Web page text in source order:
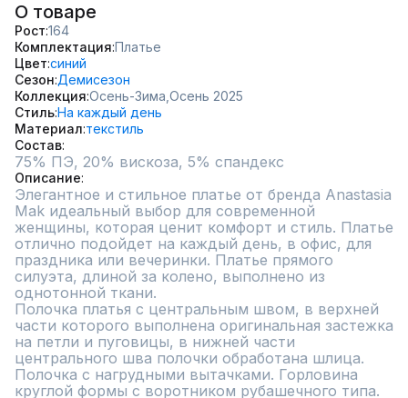
О товаре
Рост 164
Комплектация Платье
Цвет синий
Сезон Демисезон
Коллекция Осень-Зима, Осень 2025
СтильНа каждый день
Материал текстиль
Состав
75% ПЭ, 20% вискоза, 5% спандекс
Описание
Элегантное и стильное платье от бренда Anastasia
Mak идеальный выбор для современной
женщины, которая ценит комфорт и стиль. Платье
отлично подойдет на каждый день, в офис, для
праздника или вечеринки. Платье прямого
силуэта, длиной за колено, выполнено из
однотонной ткани.
Полочка платья с центральным швом, в верхней
части которого выполнена оригинальная застежка
на петли и пуговицы, в нижней части
центрального шва полочки обработана шлица.
Полочка с нагрудными вытачками. Горловина
круглой формы с воротником рубашечного типа.